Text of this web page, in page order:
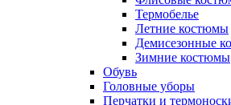
Термобелье
Летние костюмы
Демисезонные
Зимние костюмы
Обувь
Головные уборы
Перчатки и